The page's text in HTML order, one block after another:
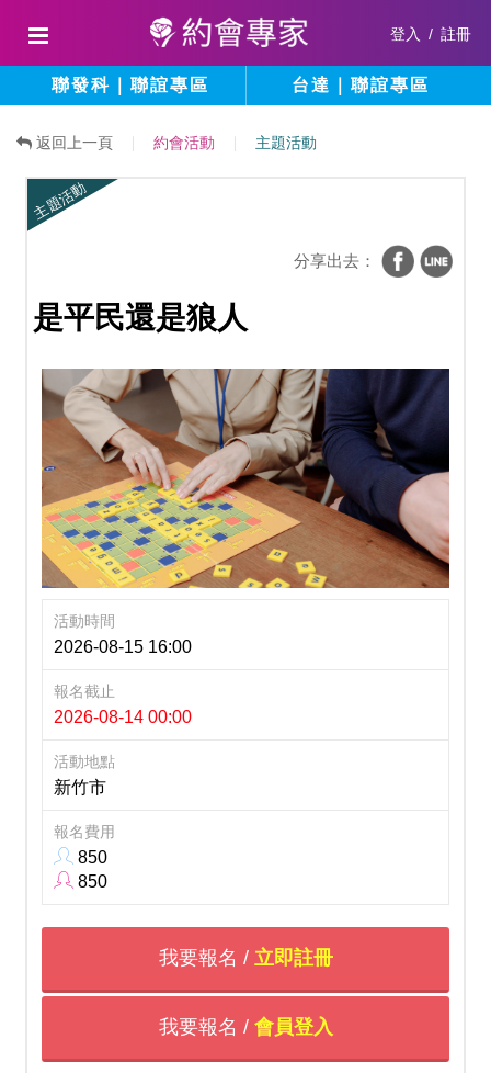
登入 / 註冊
聯發科｜聯誼專區 台達｜聯誼專區
返回上一頁 約會活動 主題活動
主題活動
分享出去：
是平民還是狼人
活動時間
2026-08-15 16:00
報名截止
2026-08-14 00:00
活動地點
新竹市
報名費用
850
850
我要報名 / 立即註冊
我要報名 / 會員登入